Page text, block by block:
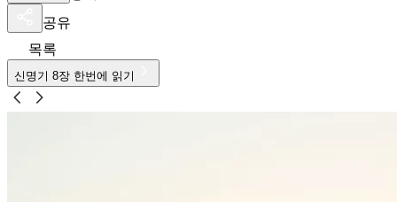
공유
목록
신명기 8장 한번에 읽기